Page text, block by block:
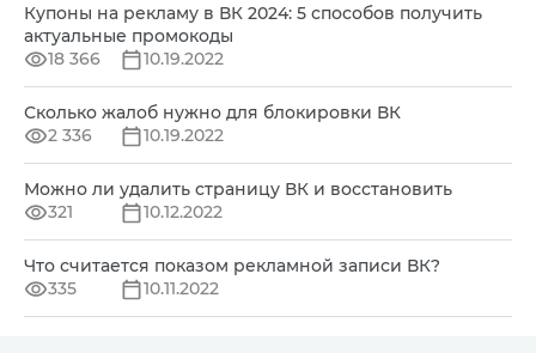
Купоны на рекламу в ВК 2024: 5 способов получить
актуальные промокоды
18 366
10.19.2022
Сколько жалоб нужно для блокировки ВК
2 336
10.19.2022
Можно ли удалить страницу ВК и восстановить
321
10.12.2022
Что считается показом рекламной записи ВК?
335
10.11.2022